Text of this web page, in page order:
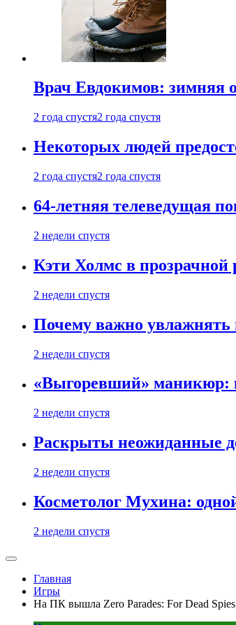
Врач Евдокимов: зимняя
2 года спустя2 года спустя
Некоторых людей
2 года спустя2 года спустя
64-летняя телеведущая
2 недели спустя
Кэти Холмс в
2 недели спустя
Почему важно увлажнять
2 недели спустя
«Выгоревший» маникюр:
2 недели спустя
Раскрыты неожиданные
2 недели спустя
Косметолог Мухина:
2 недели спустя
Главная
Игры
На ПК вышла Zero Parades: For Dead